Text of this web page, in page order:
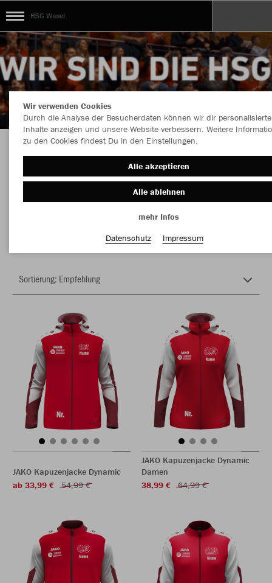
HSG Wesel
HSG Wesel Kollektion Dein individuelles HSG
Wesel Outfit!
Farbe
JAKO Kapuzenjacke Dynamic
ab 33,99 €
54,99 €
JAKO Kapuzenjacke Dynamic
Damen
38,99 €
64,99 €
Wir verwenden Cookies
Durch die Analyse der Besucherdaten können wir dir personalisierte
Inhalte anzeigen und unsere Website verbessern. Weitere
zu den Cookies findest Du in den Einstellungen.
Alle akzeptieren
Alle ablehnen
mehr Infos
Datenschutz
Impressum